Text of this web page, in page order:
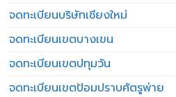
จดทะเบียนบริษัทเชียงใหม่
จดทะเบียนเขตบางเขน
จดทะเบียนเขตปทุมวัน
จดทะเบียนเขตป้อมปราบศัตรูพ่าย